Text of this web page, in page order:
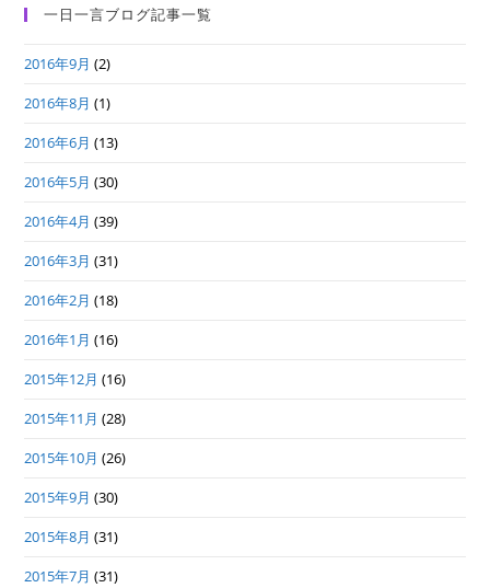
一日一言ブログ記事一覧
2016年9月 (2)
2016年8月 (1)
2016年6月 (13)
2016年5月 (30)
2016年4月 (39)
2016年3月 (31)
2016年2月 (18)
2016年1月 (16)
2015年12月 (16)
2015年11月 (28)
2015年10月 (26)
2015年9月 (30)
2015年8月 (31)
2015年7月 (31)